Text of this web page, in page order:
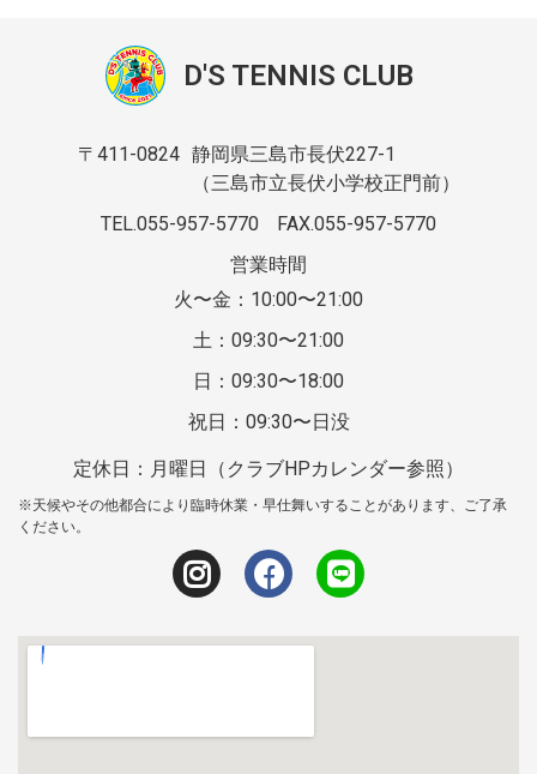
D'S TENNIS CLUB
〒411-0824 静岡県三島市長伏227-1
（三島市立長伏小学校正門前）
TEL.055-957-5770
FAX.055-957-5770
営業時間
火〜金：10:00〜21:00
土：09:30〜21:00
日：09:30〜18:00
祝日：09:30〜日没
定休日：月曜日（クラブHPカレンダー参照）
※天候やその他都合により臨時休業・早仕舞いすることがあります、ご了承
ください。